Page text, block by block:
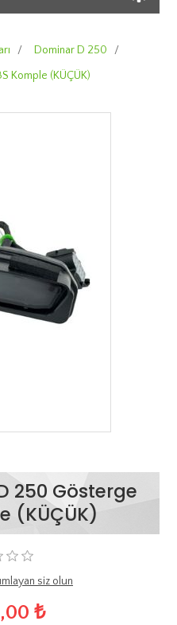
/ Dominar D 250
/
Komple (KÜÇÜK)
250 Gösterge
(KÜÇÜK)
siz olun
₺